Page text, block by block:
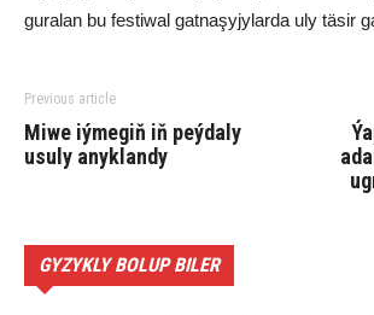
guralan bu festiwal gatnaşyjylarda uly täsir
Previous article
Miwe iýmegiň iň peýdaly
usuly anyklandy
GYZYKLY BOLUP BILER